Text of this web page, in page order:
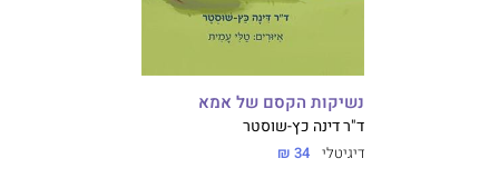
נשיקות הקסם של אמא
ד"ר דינה כץ-שוסטר
דיגיטלי 34 ₪